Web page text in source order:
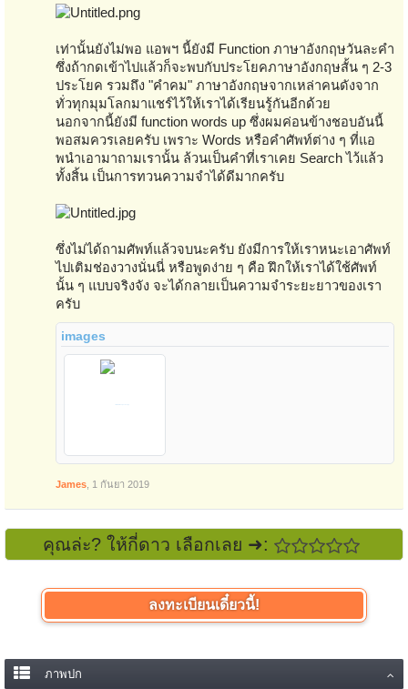
เท่านั้นยังไม่พอ แอพฯ นี้ยังมี Function ภาษาอังกฤษวันละคำ
ซึ่งถ้ากดเข้าไปแล้วก็จะพบกับประโยคภาษาอังกฤษสั้น ๆ 2-3
ประโยค รวมถึง "คำคม" ภาษาอังกฤษจากเหล่าคนดังจาก
ทั่วทุกมุมโลกมาแชร์ไว้ให้เราได้เรียนรู้กันอีกด้วย
นอกจากนี้ยังมี function words up ซึ่งผมค่อนข้างชอบอันนี้
พอสมควรเลยครับ เพราะ Words หรือคำศัพท์ต่าง ๆ ที่แอ
พนำเอามาถามเรานั้น ล้วนเป็นคำที่เราเคย Search ไว้แล้ว
ทั้งสิ้น เป็นการทวนความจำได้ดีมากครับ
ซึ่งไม่ได้ถามศัพท์แล้วจบนะครับ ยังมีการให้เราหนะเอาศัพท์
ไปเติมช่องวางนั่นนี่ หรือพูดง่าย ๆ คือ ฝึกให้เราได้ใช้ศัพท์
นั้น ๆ แบบจริงจัง จะได้กลายเป็นความจำระยะยาวของเรา
ครับ
images
James 1 กันยา 2019
คุณล่ะ? ให้กี่ดาว เลือกเลย ➜:
ลงทะเบียนเดี๋ยวนี้!
ภาพปก